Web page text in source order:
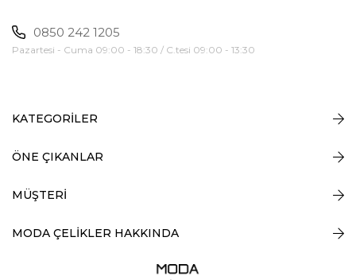
0850 242 1205
Pazartesi - Cuma 09:00 - 18:30 / C.tesi 09:00 - 13:30
KATEGORİLER
ÖNE ÇIKANLAR
MÜŞTERİ
MODA ÇELİKLER HAKKINDA